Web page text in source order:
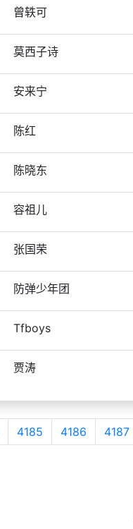
曾轶可
莫西子诗
安来宁
陈红
陈晓东
容祖儿
张国荣
防弹少年团
Tfboys
贾涛
4185 4186 4187